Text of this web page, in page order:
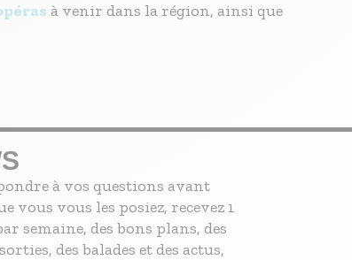
à venir dans la région, ainsi que
à vos questions avant
vous vous les posiez, recevez 1
semaine, des bons plans, des
des balades et des actus,